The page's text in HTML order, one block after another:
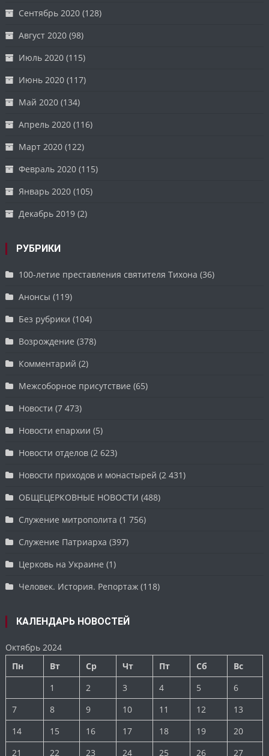
Сентябрь 2020 (128)
Август 2020 (98)
Июль 2020 (115)
Июнь 2020 (117)
Май 2020 (134)
Апрель 2020 (116)
Март 2020 (122)
Февраль 2020 (115)
Январь 2020 (105)
Декабрь 2019 (2)
РУБРИКИ
100-летие преставления святителя Тихона (36)
Анонсы (119)
Без рубрики (104)
Возрождение (378)
Комментарий (2)
Межсоборное присутствие (65)
Новости (7 473)
Новости епархии (5)
Новости отделов (2 623)
Новости приходов и монастырей (2 431)
ОБЩЕЦЕРКОВНЫЕ НОВОСТИ (488)
Служение митрополита (1 756)
Служение Патриарха (397)
Церковь на Украине (1)
Человек. История. Репортаж (118)
КАЛЕНДАРЬ НОВОСТЕЙ
Октябрь 2024
Пн
Вт Ср Чт Пт Сб
Вс
1
2 3 4 5
6
7
8 9 10 11 12
13
14
15 16 17 18 19
20
21
22 23 24 25 26 27